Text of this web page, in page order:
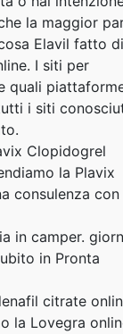
la maggior
Elavil fatto di
I siti per
quali
i siti
Clopidogrel
la Plavix
consulenza con
in camper.
in Pronta
citrate
la Lovegra